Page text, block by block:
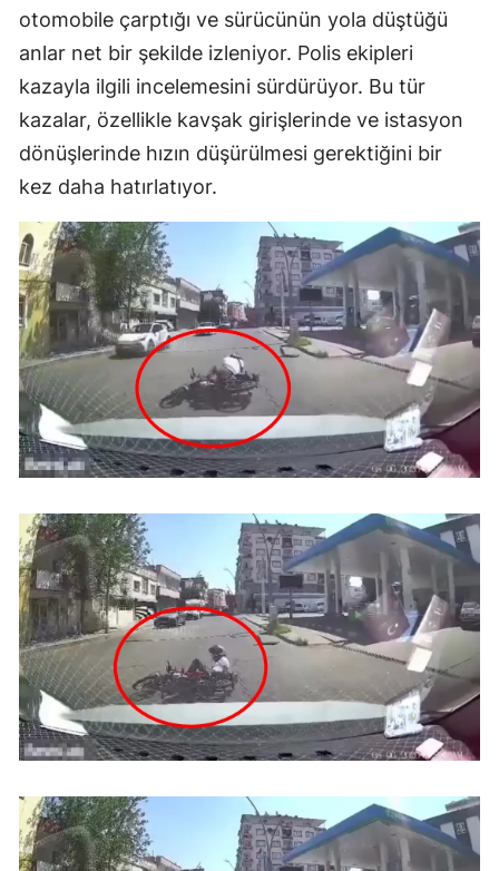
otomobile çarptığı ve sürücünün yola düştüğü
anlar net bir şekilde izleniyor. Polis ekipleri
kazayla ilgili incelemesini sürdürüyor. Bu tür
kazalar, özellikle kavşak girişlerinde ve istasyon
dönüşlerinde hızın düşürülmesi gerektiğini bir
kez daha hatırlatıyor.